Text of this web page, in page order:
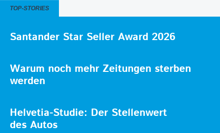
TOP-STORIES
Santander Star Seller Award 2026
Warum noch mehr Zeitungen sterben
werden
Helvetia-Studie: Der Stellenwert
des Autos